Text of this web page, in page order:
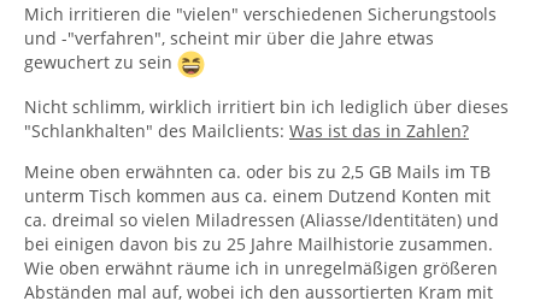
Mich irritieren die "vielen" verschiedenen Sicherungstools
und -"verfahren", scheint mir über die Jahre etwas
gewuchert zu sein
Nicht schlimm, wirklich irritiert bin ich lediglich über dieses
"Schlankhalten" des Mailclients: Was ist das in Zahlen?
Meine oben erwähnten ca. oder bis zu 2,5 GB Mails im TB
unterm Tisch kommen aus ca. einem Dutzend Konten mit
ca. dreimal so vielen Miladressen (Aliasse/Identitäten) und
bei einigen davon bis zu 25 Jahre Mailhistorie zusammen.
Wie oben erwähnt räume ich in unregelmäßigen größeren
Abständen mal auf, wobei ich den aussortierten Kram mit